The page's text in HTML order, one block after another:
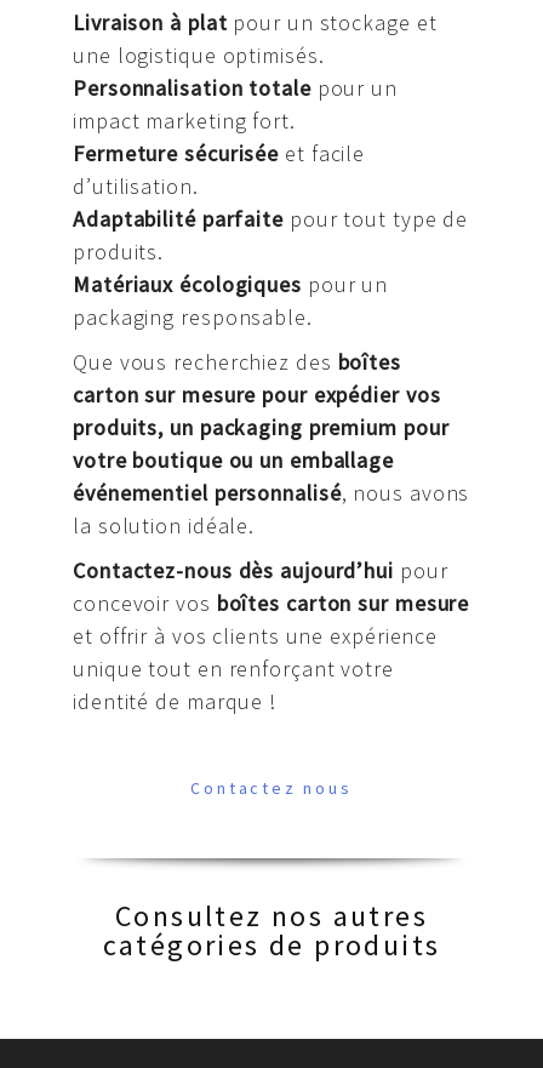
Livraison à plat pour un stockage et
une logistique optimisés.
Personnalisation totalepour un
impact marketing fort.
Fermeture sécurisée et facile
d’utilisation.
Adaptabilité parfaitepour tout type de
produits.
Matériaux écologiques pour un
packaging responsable.
Que vous recherchiez des boîtes
carton sur mesure pour expédier vos
produits, un packaging premium pour
votre boutique ou un emballage
événementiel personnalisé, nous avons
la solution idéale.
Contactez-nous dès aujourd’hui pour
concevoir vos boîtes carton sur mesure
et offrir à vos clients une expérience
unique tout en renforçant votre
identité de marque !
Contactez nous
Consultez nos autres
catégories de produits